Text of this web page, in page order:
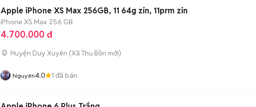
Apple iPhone XS Max 256GB, 11 64g zin, 11prm zin
iPhone XS Max 256 GB
4.700.000 đ
Huyện Duy Xuyên (Xã Thu Bồn mới)
Nguyên4.0 1 đã bán